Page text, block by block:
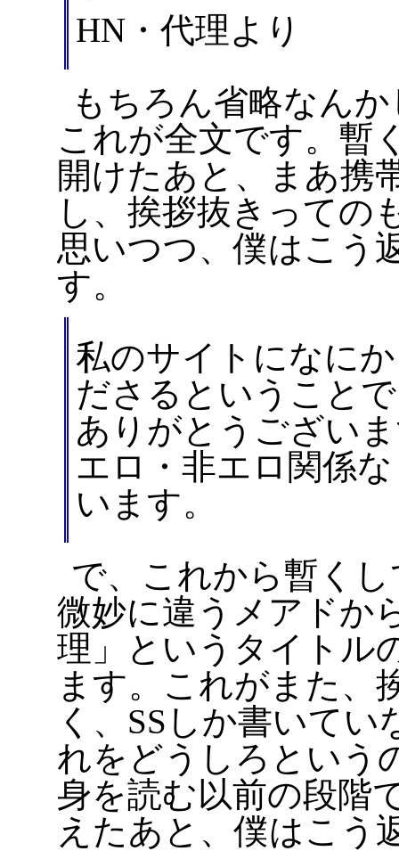
HN・代理より
もちろん省略なん
これが全文です。暫
開けたあと、まあ携
し、挨拶抜きっての
思いつつ、僕はこう
す。
私のサイトになに
ださるということ
ありがとうござい
エロ・非エロ関係
います。
で、これから暫く
微妙に違うメアドか
理」というタイトル
ます。これがまた、
く、SSしか書いて
れをどうしろという
身を読む以前の段階
えたあと、僕はこう